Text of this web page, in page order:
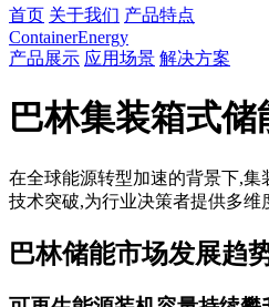
首页 关于我们 产品特点
ContainerEnergy
产品展示 应用场景 解决方案
巴林集装箱式
在全球能源转型加速的背景下,
技术突破,为行业决策者提供多维
巴林储能市场发展趋